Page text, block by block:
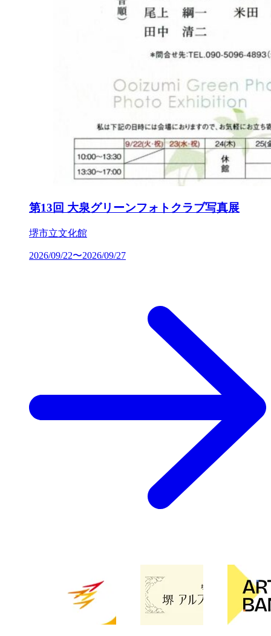
第13回 大泉グリーンフォトクラブ写真展
堺市立文化館
2026/09/22〜2026/09/27